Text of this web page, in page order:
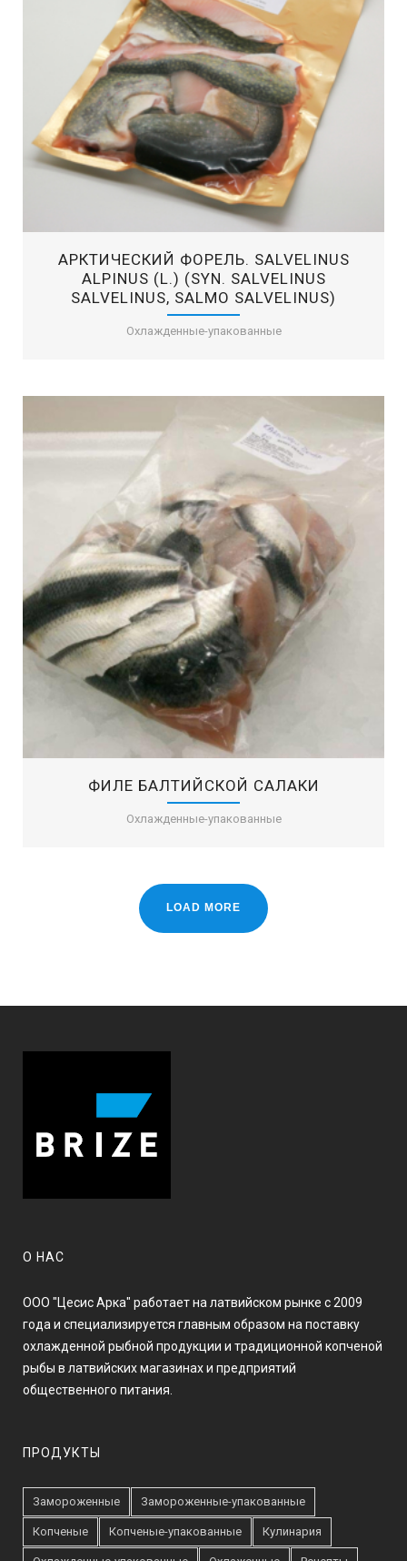
АРКТИЧЕСКИЙ ФОРЕЛЬ. SALVELINUS
ALPINUS (L.) (SYN. SALVELINUS
SALVELINUS, SALMO SALVELINUS)
Охлажденные-упакованные
ФИЛЕ БАЛТИЙСКОЙ САЛАКИ
Охлажденные-упакованные
LOAD MORE
О НАС
ООО "Цесис Арка" работает на латвийском рынке с 2009
года и специализируется главным образом на поставку
охлажденной рыбной продукции и традиционной копченой
рыбы в латвийских магазинах и предприятий
общественного питания.
ПРОДУКТЫ
Замороженные Замороженные-упакованные
Копченые Копченые-упакованные Кулинария